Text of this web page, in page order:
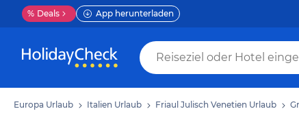
% Deals App herunterladen
Europa Urlaub Italien Urlaub Friaul Julisch Venetien Urlaub